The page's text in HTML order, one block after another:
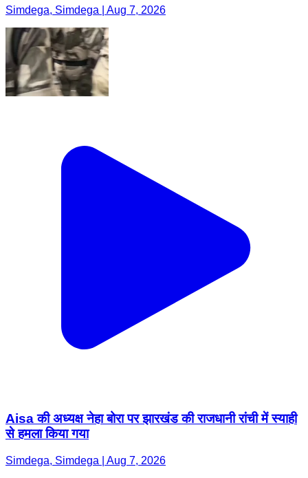
Simdega, Simdega | Aug 7, 2026
Aisa की अध्यक्ष नेहा बोरा पर झारखंड की राजधानी रांची में स्याही
से हमला किया गया
Simdega, Simdega | Aug 7, 2026